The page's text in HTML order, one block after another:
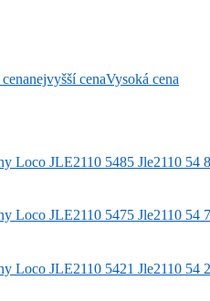
nejvyšší cenaVysoká cena